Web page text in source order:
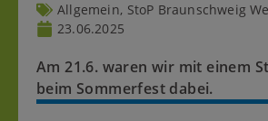
Allgemein, StoP Braunschweig
23.06.2025
Am 21.6. waren wir mit einem
beim Sommerfest dabei.